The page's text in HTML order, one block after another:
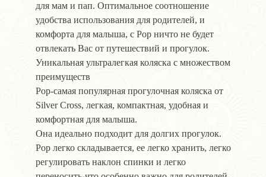
для мам и пап. Оптимальное соотношение
удобства использования для родителей, и
комфорта для малыша, с Pop ничто не будет
отвлекать Вас от путешествий и прогулок.
Уникальная ультралегкая коляска с множеством
преимуществ
Pop-самая популярная прогулочная коляска от
Silver Cross, легкая, компактная, удобная и
комфортная для малыша.
Она идеально подходит для долгих прогулок.
Pop легко складывается, ее легко хранить, легко
регулировать наклон спинки и легко